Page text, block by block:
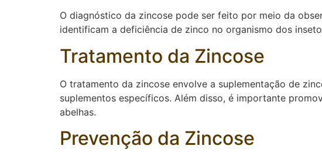
O diagnóstico da zincose pode ser feito por meio da
identificam a deficiência de zinco no organismo dos
Tratamento da Zincose
O tratamento da zincose envolve a suplementação de
suplementos específicos. Além disso, é importante
abelhas.
Prevenção da Zincose